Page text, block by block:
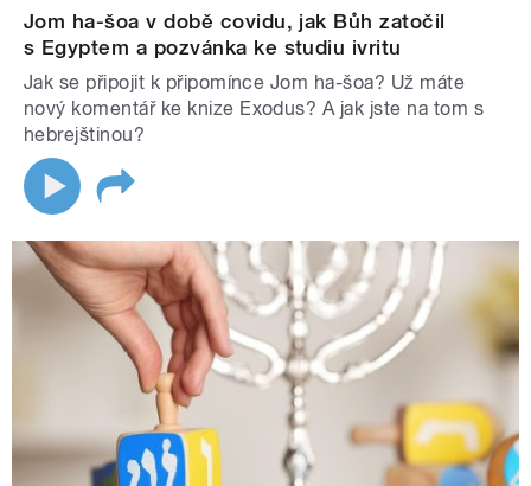
Jom ha-šoa v době covidu, jak Bůh zatočil
s Egyptem a pozvánka ke studiu ivritu
Jak se připojit k připomínce Jom ha-šoa? Už máte
nový komentář ke knize Exodus? A jak jste na tom s
hebrejštinou?